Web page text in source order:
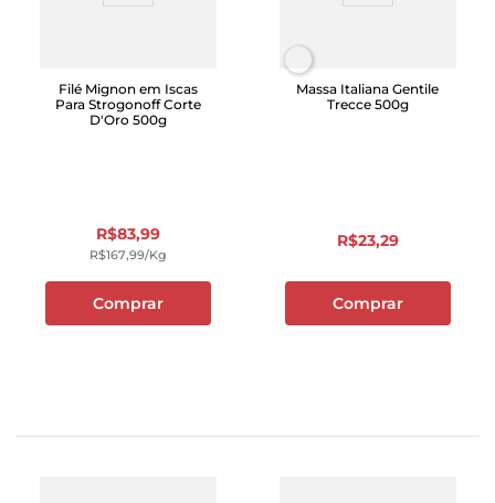
Filé Mignon em Iscas
Para Strogonoff Corte
D'Oro 500g
R$83,99
R$167,99/kg
Comprar
Massa Italiana Gentile
Trecce 500g
R$23,29
Comprar